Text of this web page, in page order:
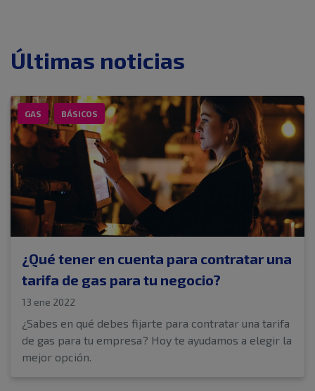
Últimas noticias
GAS BÁSICOS
¿Qué tener en cuenta para contratar una
tarifa de gas para tu negocio?
13 ene 2022
¿Sabes en qué debes fijarte para contratar una tarifa
de gas para tu empresa? Hoy te ayudamos a elegir la
mejor opción.